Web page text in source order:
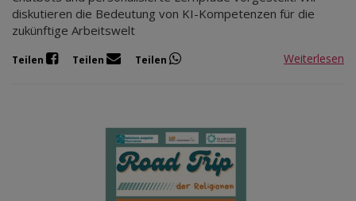
diskutieren die Bedeutung von KI-Kompetenzen für die
zukünftige Arbeitswelt
Teilen Teilen Teilen Weiterlesen